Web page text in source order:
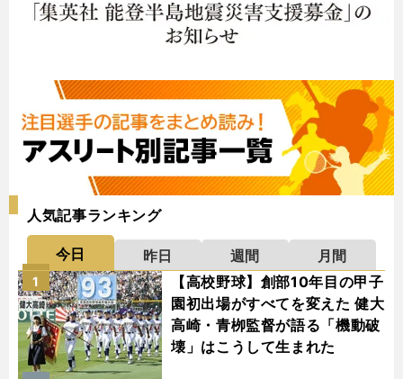
人気記事ランキング
今日 昨日 週間
月間
【高校野球】創部10年目の甲子
園初出場がすべてを変えた 健大
高崎・青栁監督が語る「機動破
壊」はこうして生まれた
1